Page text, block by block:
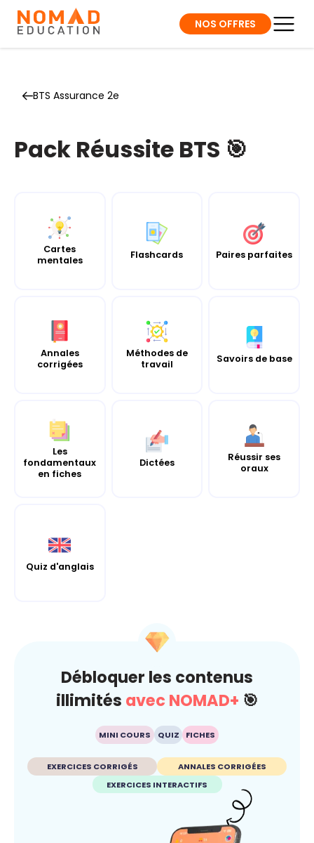
NOS OFFRES
BTS Assurance 2e
Pack Réussite BTS 🎯
Cartes
mentales
Flashcards Paires parfaites
Annales
corrigées
Méthodes de
travail
Savoirs de base
Les
fondamentaux
en fiches
Dictées
Réussir ses
oraux
Quiz d'anglais
Débloquer les contenus
illimités avec NOMAD+ 🎯
MINI COURS QUIZ FICHES
EXERCICES CORRIGÉS
ANNALES CORRIGÉES
EXERCICES INTERACTIFS